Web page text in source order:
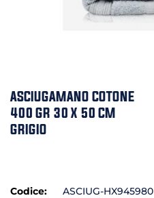
ASCIUGAMANO COTONE
400 GR 30 X 50 CM
GRIGIO
Codice:
ASCIUG-HX945980